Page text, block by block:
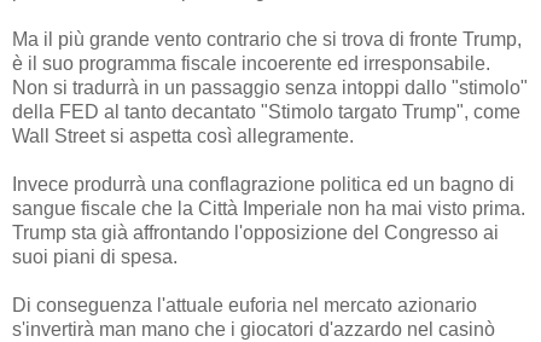
Ma il più grande vento contrario che si trova di fronte Trump,
è il suo programma fiscale incoerente ed irresponsabile.
Non si tradurrà in un passaggio senza intoppi dallo "stimolo"
della FED al tanto decantato "Stimolo targato Trump", come
Wall Street si aspetta così allegramente.
Invece produrrà una conflagrazione politica ed un bagno di
sangue fiscale che la Città Imperiale non ha mai visto prima.
Trump sta già affrontando l'opposizione del Congresso ai
suoi piani di spesa.
Di conseguenza l'attuale euforia nel mercato azionario
s'invertirà man mano che i giocatori d'azzardo nel casinò